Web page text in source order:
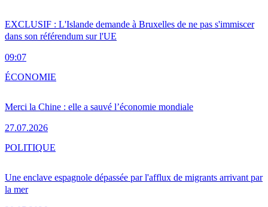
EXCLUSIF : L'Islande demande à Bruxelles de ne pas s'immiscer
dans son référendum sur l'UE
09:07
Merci la Chine : elle a sauvé l’économie mondiale
27.07.2026
ÉCONOMIE
Une enclave espagnole dépassée par l'afflux de migrants arrivant par
la mer
POLITIQUE